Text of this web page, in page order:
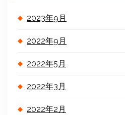
2023年9月
2022年9月
2022年5月
2022年3月
2022年2月